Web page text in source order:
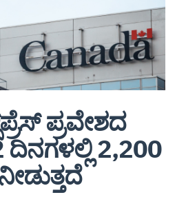
ಪ್ರವೇಶದ
2,200